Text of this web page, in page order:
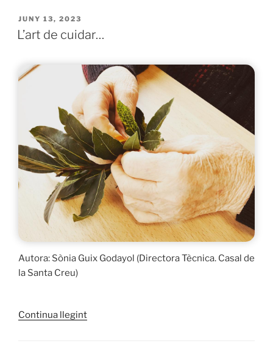
PUBLICAT
A
JUNY 13, 2023
L’art de cuidar…
Autora: Sònia Guix Godayol (Directora Tècnica. Casal de
la Santa Creu)
Continua llegint«L’art